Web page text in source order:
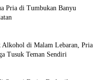
Pria di Tumbukan Banyu
Alkohol di Malam Lebaran, Pria
Tusuk Teman Sendiri